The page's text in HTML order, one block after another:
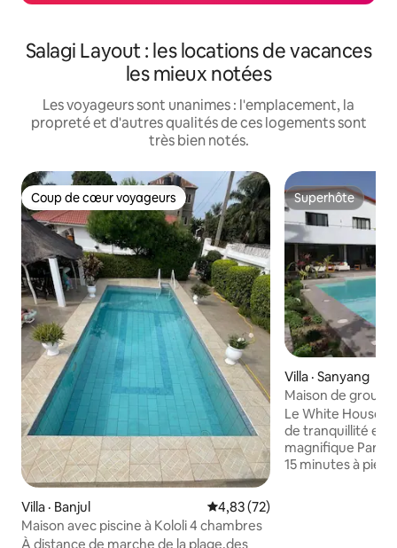
Salagi Layout : les locations de vacances
les mieux notées
Les voyageurs sont unanimes : l'emplacement, la
propreté et d'autres qualités de ces logements sont
très bien notés.
Coup de cœur voyageurs
Coup de cœur voyageurs
Villa · Banjul Note moyenne de 4,83 sur 5,
4,83 (72)
Maison avec piscine à Kololi 4 chambres
À distance de marche de la plage,des
Superhôte
Superhôte
Villa · Sanyang
Maison de
7 chambres près
Le White House
de tranquillité en
magnifique
15 minutes à